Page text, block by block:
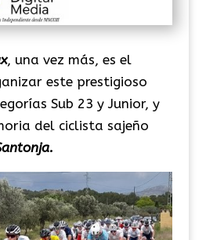
, una vez más, es el
este prestigioso
Sub 23 y Junior, y
del ciclista sajeño